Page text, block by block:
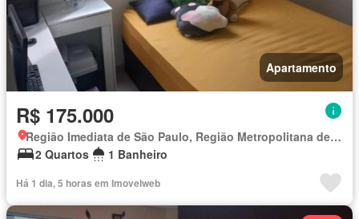
Apartamento
R$ 175.000
Região Imediata de São Paulo, Região Metropolitana de São Paulo
2 Quartos
1 Banheiro
Há 1 dia, 5 horas em Imovelweb